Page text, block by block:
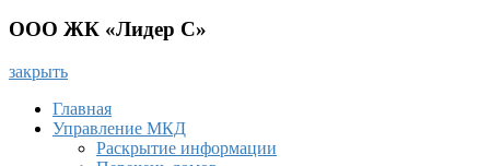
ООО ЖК «Лидер С»
закрыть
Главная
Управление МКД
Раскрытие информации